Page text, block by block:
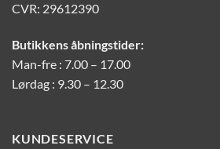
CVR: 29612390
Butikkens åbningstider:
Man-fre : 7.00 – 17.00
Lørdag : 9.30 – 12.30
KUNDESERVICE